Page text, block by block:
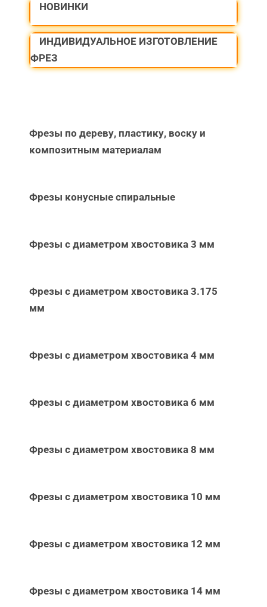
НОВИНКИ
ИНДИВИДУАЛЬНОЕ ИЗГОТОВЛЕНИЕ
ФРЕЗ
Фрезы по дереву, пластику, воску и
композитным материалам
Фрезы конусные спиральные
Фрезы с диаметром хвостовика 3 мм
Фрезы с диаметром хвостовика 3.175
мм
Фрезы с диаметром хвостовика 4 мм
Фрезы с диаметром хвостовика 6 мм
Фрезы с диаметром хвостовика 8 мм
Фрезы с диаметром хвостовика 10 мм
Фрезы с диаметром хвостовика 12 мм
Фрезы с диаметром хвостовика 14 мм